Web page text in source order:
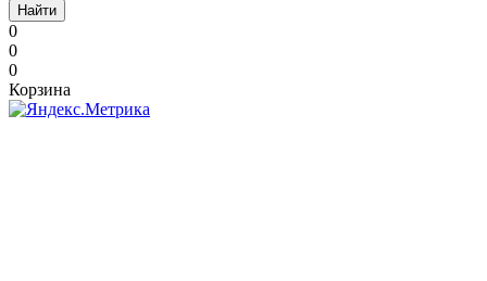
Найти
0
0
0
Корзина